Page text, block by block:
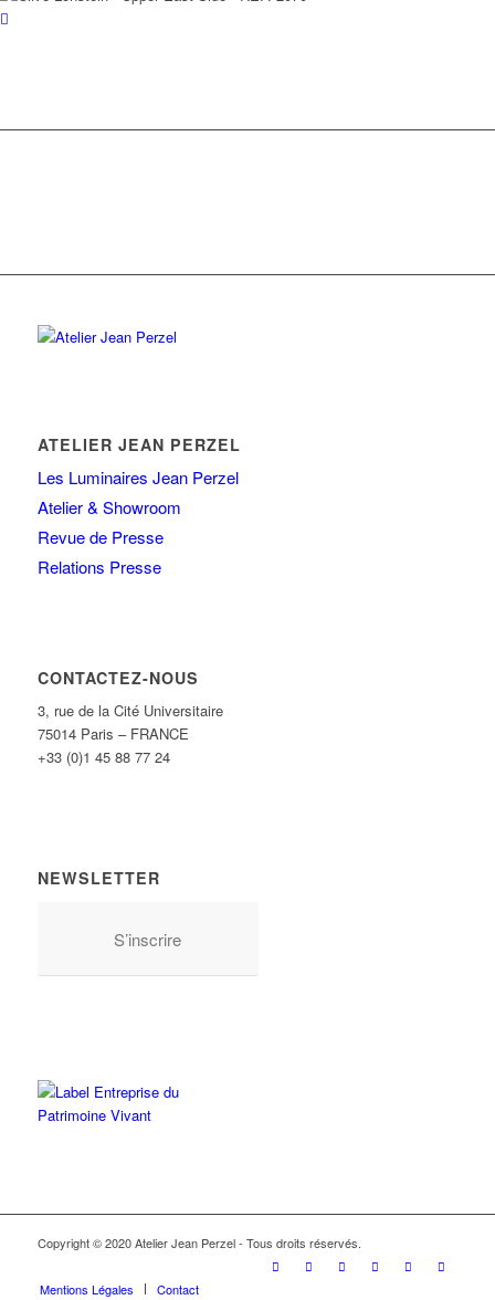
ATELIER JEAN PERZEL
Les Luminaires Jean Perzel
Atelier & Showroom
Revue de Presse
Relations Presse
CONTACTEZ-NOUS
3, rue de la Cité Universitaire
75014 Paris – FRANCE
+33 (0)1 45 88 77 24
NEWSLETTER
S’inscrire
Copyright © 2020 Atelier Jean Perzel - Tous droits réservés.
Mentions Légales Contact